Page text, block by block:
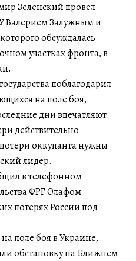
Зеленский провел
Валерием Залужным и
обсуждалась
участках фронта, в
поблагодарил
на поле боя,
дни впечатляют.
действительно
оккупанта нужны
лидер.
в телефонном
ФРГ Олафом
потерях России под
поле боя в Украине,
обстановку на Ближнем